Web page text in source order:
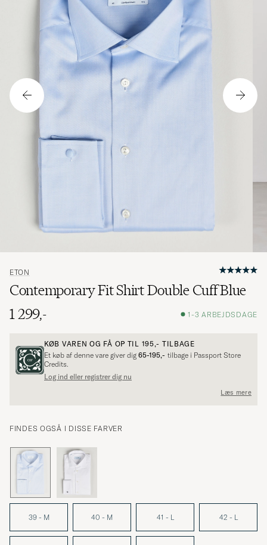
ETON
Contemporary Fit Shirt Double Cuff Blue
1 299,-
1-3 ARBEJDSDAGE
KØB VAREN OG FÅ OP TIL 195,- TILBAGE
Et køb af denne vare giver dig 65-195,- tilbage i Passport Store
Credits.
Log ind eller registrer dig nu
Læs mere
FINDES OGSÅ I DISSE FARVER
39 - M 40 - M 41 - L 42 - L